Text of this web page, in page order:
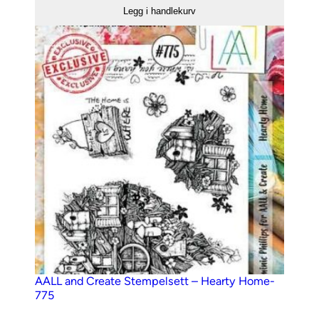
–
Dreams
That
Blossom-
746
antall
Legg i handlekurv
AALL and Create Stempelsett – Hearty Home-
775